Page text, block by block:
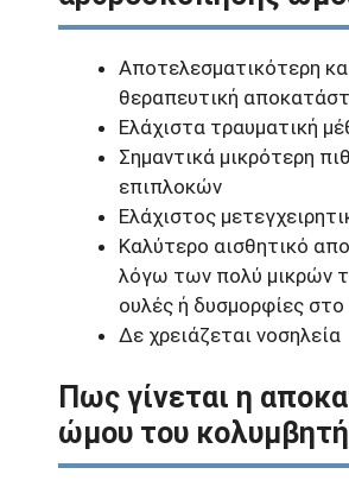
Αποτελεσματικότερη
θεραπευτική
Ελάχιστα τραυματική
Σημαντικά μικρότερη
επιπλοκών
Ελάχιστος
Καλύτερο αισθητικό
λόγω των πολύ μικρών
ουλές ή δυσμορφίες
Δε χρειάζεται νοσηλεία
Πως γίνεται η
ώμου του